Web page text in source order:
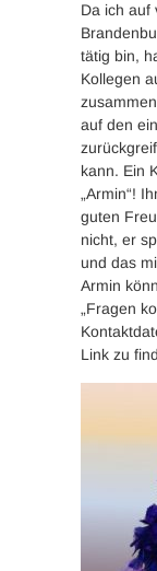
Da ich auf
tätig bin,
Kollegen
auf den
kann. Ein
„Armin“!
guten
nicht, er
und das
Armin
„Fragen
Link zu